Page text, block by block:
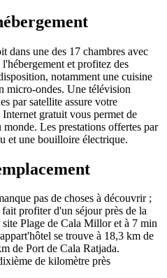
dans une des 17 chambres avec
et profitez des
notamment une cuisine
micro-ondes. Une télévision
par satellite assure votre
gratuit vous permet de
monde. Les prestations offertes par
et une bouilloire électrique.
pas de choses à découvrir ;
profiter d'un séjour près de la
Plage de Cala Millor et à 7 min
se trouve à 18,3 km de
de Port de Cala Ratjada.
de kilomètre près